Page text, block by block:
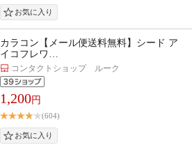
カラコン【メール便送料無料】シード ア
イコフレワ…
コンタクトショップ ルーク
1,200円
(604)